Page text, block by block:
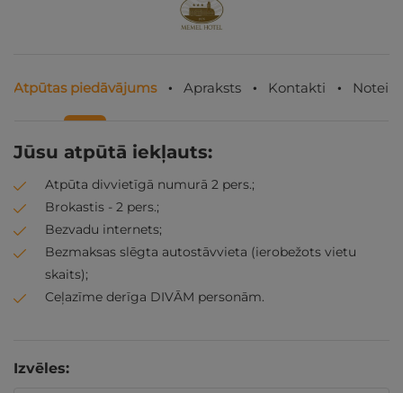
Atpūtas piedāvājums Apraksts Kontakti
Jūsu atpūtā iekļauts:
Atpūta divvietīgā numurā 2 pers.;
Brokastis - 2 pers.;
Bezvadu internets;
Bezmaksas slēgta autostāvvieta (ierobežots vietu
skaits);
Ceļazīme derīga DIVĀM personām.
Izvēles: